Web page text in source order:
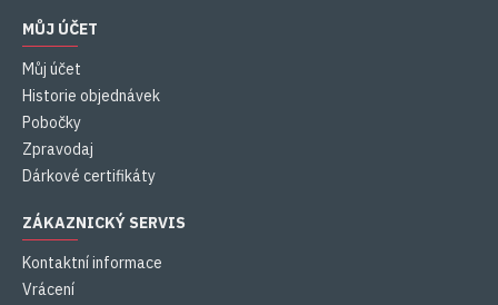
MŮJ ÚČET
Můj účet
Historie objednávek
Pobočky
Zpravodaj
Dárkové certifikáty
ZÁKAZNICKÝ SERVIS
Kontaktní informace
Vrácení